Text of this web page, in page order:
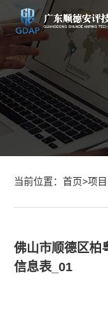
当前位置： 首页>项
佛山市顺德区柏
信息表_01